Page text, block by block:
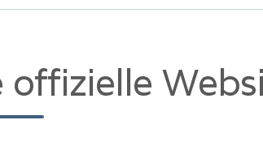
offizielle